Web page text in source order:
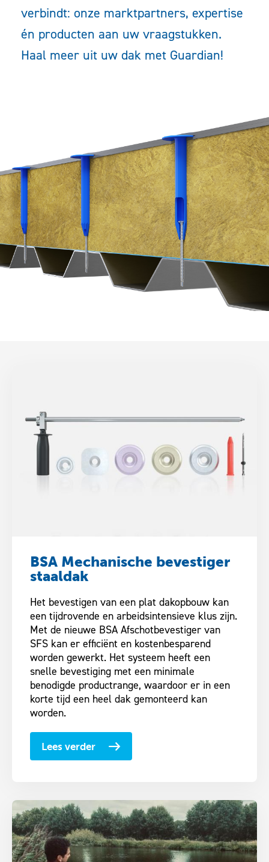
Downloads
Contact
verbindt: onze marktpartners, expertise
én producten aan uw vraagstukken.
Haal meer uit uw dak met Guardian!
BSA Mechanische bevestiger
staaldak
Het bevestigen van een plat dakopbouw kan
een tijdrovende en arbeidsintensieve klus zijn.
Met de nieuwe BSA Afschotbevestiger van
SFS kan er efficiënt en kostenbesparend
worden gewerkt. Het systeem heeft een
snelle bevestiging met een minimale
benodigde productrange, waardoor er in een
korte tijd een heel dak gemonteerd kan
worden.
Lees verder